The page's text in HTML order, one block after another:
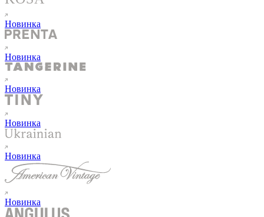
Новинка
Новинка
Новинка
Новинка
Новинка
Новинка